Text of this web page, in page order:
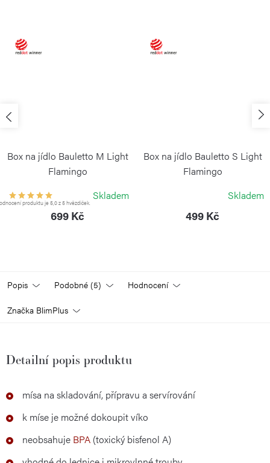
Box na jídlo Bauletto M Light
Flamingo
produktu je 5,0 z 5 hvězdiček.
Skladem
699 Kč
Box na jídlo Bauletto S Light
Flamingo
Skladem
499 Kč
Popis Podobné (5) Hodnocení
Značka BlimPlus
Detailní popis produktu
mísa na skladování, přípravu a servírování
k míse je možné dokoupit víko
neobsahuje BPA (toxický bisfenol A)